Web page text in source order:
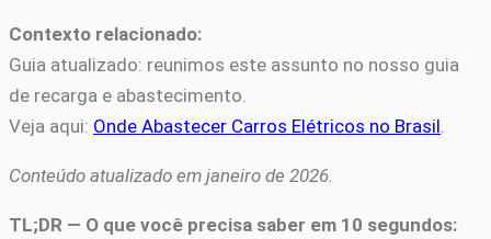
Contexto relacionado:
Guia atualizado: reunimos este assunto no nosso guia
de recarga e abastecimento.
Veja aqui: Onde Abastecer Carros Elétricos no Brasil
Conteúdo atualizado em janeiro de 2026.
TL;DR — O que você precisa saber em 10 segundos: